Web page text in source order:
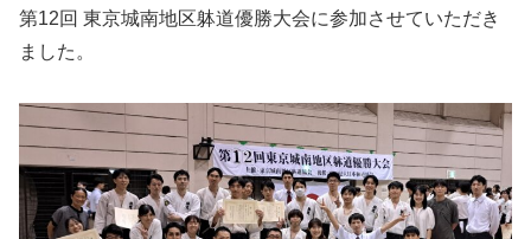
第12回 東京城南地区躰道優勝大会に参加させていただき
ました。